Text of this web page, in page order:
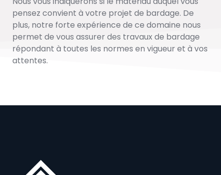
pensez convient à votre projet de bardage. De
plus, notre forte expérience de ce domaine nous
permet de vous assurer des travaux de bardage
répondant à toutes les normes en vigueur et à vos
attentes.